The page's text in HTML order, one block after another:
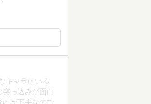
キャラはいる
っ込みが面白
けが下手なので